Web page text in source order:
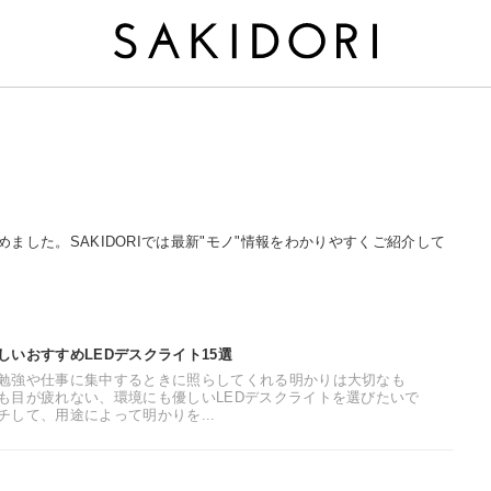
した。SAKIDORIでは最新"モノ"情報をわかりやすくご紹介して
いおすすめLEDデスクライト15選
強や仕事に集中するときに照らしてくれる明かりは大切なも
目が疲れない、環境にも優しいLEDデスクライトを選びたいで
して、用途によって明かりを...